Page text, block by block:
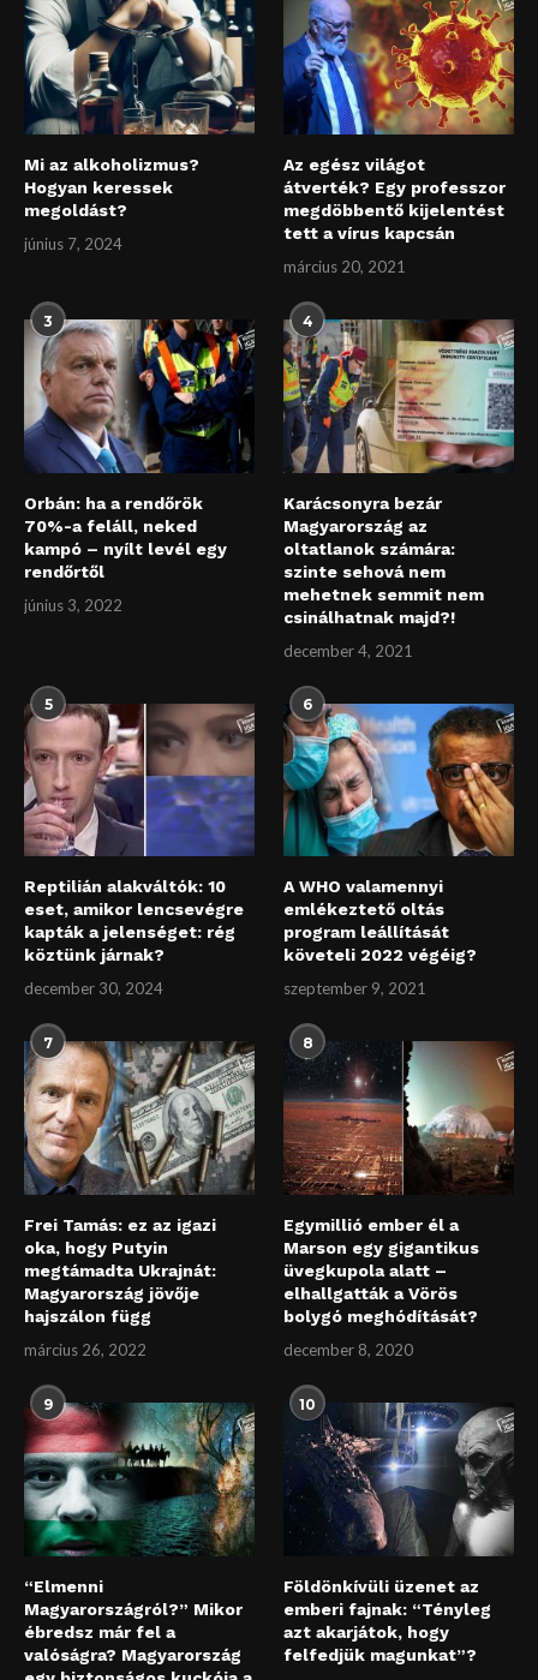
Mi az alkoholizmus?
Hogyan keressek
megoldást?
június 7, 2024
Az egész világot
átverték? Egy professzor
megdöbbentő kijelentést
tett a vírus kapcsán
március 20, 2021
3
Orbán: ha a rendőrök
70%-a feláll, neked
kampó – nyílt levél egy
rendőrtől
június 3, 2022
4
Karácsonyra bezár
Magyarország az
oltatlanok számára:
szinte sehová nem
mehetnek semmit nem
csinálhatnak majd?!
december 4, 2021
5
Reptilián alakváltók: 10
eset, amikor lencsevégre
kapták a jelenséget: rég
köztünk járnak?
december 30, 2024
6
A WHO valamennyi
emlékeztető oltás
program leállítását
követeli 2022 végéig?
szeptember 9, 2021
7
Frei Tamás: ez az igazi
oka, hogy Putyin
megtámadta Ukrajnát:
Magyarország jövője
hajszálon függ
március 26, 2022
8
Egymillió ember él a
Marson egy gigantikus
üvegkupola alatt –
elhallgatták a Vörös
bolygó meghódítását?
december 8, 2020
9
“Elmenni
Magyarországról?” Mikor
ébredsz már fel a
valóságra? Magyarország
10
Földönkívüli üzenet az
emberi fajnak: “Tényleg
azt akarjátok, hogy
felfedjük magunkat”?